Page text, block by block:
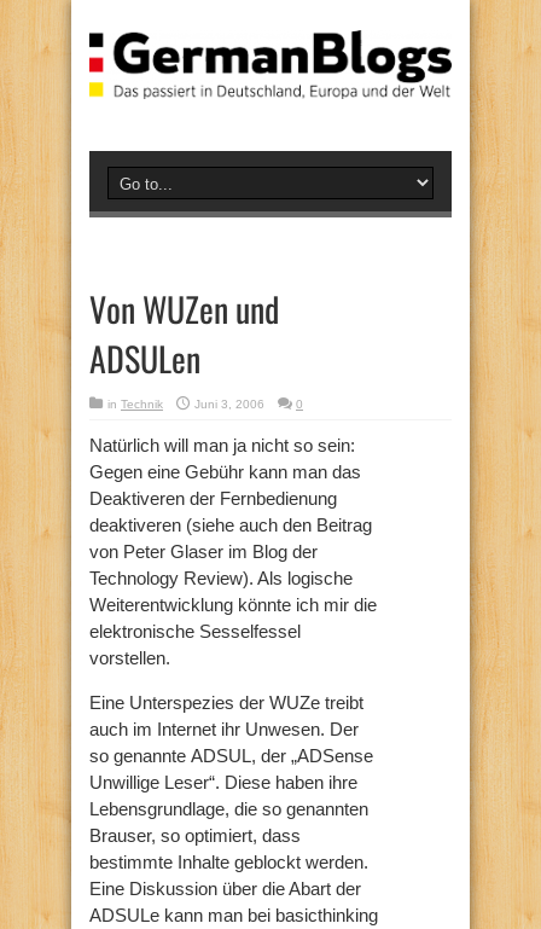
Von WUZen und
ADSULen
in Technik Juni 3, 2006 0
Natürlich will man ja nicht so sein:
Gegen eine Gebühr kann man das
Deaktiveren der Fernbedienung
deaktiveren (siehe auch den Beitrag
von Peter Glaser im Blog der
Technology Review). Als logische
Weiterentwicklung könnte ich mir die
elektronische Sesselfessel
vorstellen.
Eine Unterspezies der WUZe treibt
auch im Internet ihr Unwesen. Der
so genannte ADSUL, der „ADSense
Unwillige Leser“. Diese haben ihre
Lebensgrundlage, die so genannten
Brauser, so optimiert, dass
bestimmte Inhalte geblockt werden.
Eine Diskussion über die Abart der
ADSULe kann man bei basicthinking